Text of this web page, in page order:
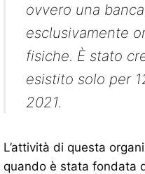
ovvero una
esclusivamente
fisiche. È stato
esistito solo per
2021.
L’attività di questa
quando è stata fondata